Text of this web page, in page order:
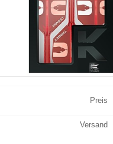
Preis
Versand